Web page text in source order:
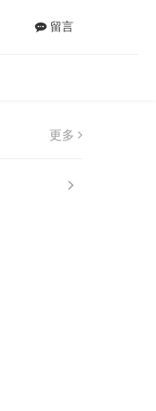
留言
更多